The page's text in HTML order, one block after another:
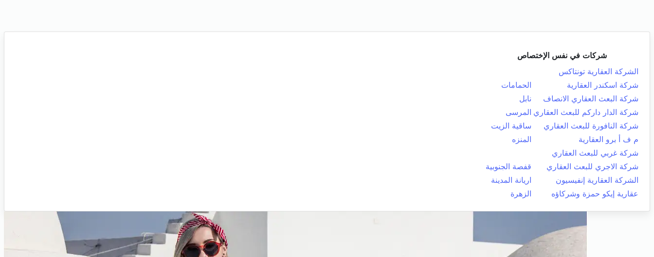
شركات في نفس الإختصاص
الشركة العقارية تونتاكس
شركة اسكندر العقارية
الحمامات
شركة البعث العقاري الانصاف
نابل
شركة الدار داركم للبعث العقاري المرسى
شركة النافورة للبعث العقاري
ساقية الزيت
م ف أ برو العقارية
المنزه
شركة غربي للبعث العقاري
شركة الاجري للبعث العقاري
قفصة الجنوبية
الشركة العقارية إنفيسيون
اريانة المدينة
عقارية إيكو حمزة وشركاؤه
الزهرة